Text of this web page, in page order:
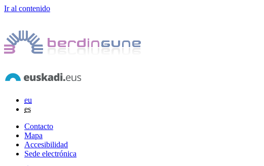
Ir al contenido
eu
es
Contacto
Mapa
Accesibilidad
Sede electrónica